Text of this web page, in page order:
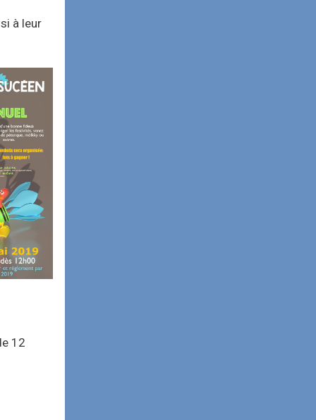
à leur
12